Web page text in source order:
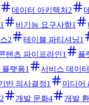
데이터 아키텍처 2
1 비기능 요구사항1
2 테이블 파티셔닝1
텐츠 파이프라인1 플
플랫폼1 서비스 데이
반 의사결정1 미디어
2 개발 문화4 개발